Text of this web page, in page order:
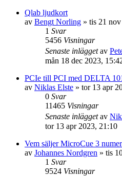
Qlab ljudkort
av Bengt Norling » tis 21
1 Svar
5456 Visningar
Senaste inläggetav
mån 18 dec 2023,
PCIe till PCI med DELTA
av Niklas Elste » tor 13 apr
0 Svar
11465 Visningar
Senaste inläggetav
tor 13 apr 2023, 21:10
Vem säljer MicroCue 3
av Johannes Nordgren » tis
1 Svar
9524 Visningar